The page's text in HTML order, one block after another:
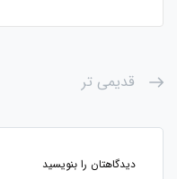
قدیمی تر
دیدگاهتان را بنویسید